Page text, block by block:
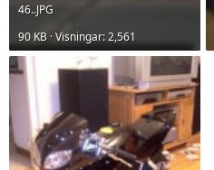
46..JPG
90 KB · Visningar: 2,561